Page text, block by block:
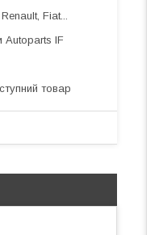
Fiat...
Autoparts IF
товар